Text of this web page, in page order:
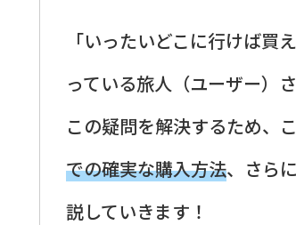
「いったいどこに行けば
っている旅人（ユーザー）
この疑問を解決するため、
での確実な購入方法、さら
説していきます！